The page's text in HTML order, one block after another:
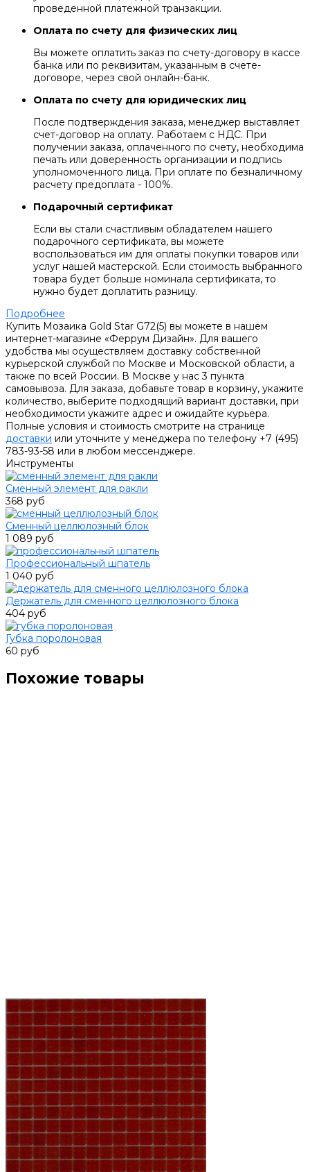
проведенной платежной транзакции.
Оплата по счету для физических лиц
Вы можете оплатить заказ по счету-договору в кассе
банка или по реквизитам, указанным в счете-
договоре, через свой онлайн-банк.
Оплата по счету для юридических лиц
После подтверждения заказа, менеджер выставляет
счет-договор на оплату. Работаем с НДС. При
получении заказа, оплаченного по счету, необходима
печать или доверенность организации и подпись
уполномоченного лица. При оплате по безналичному
расчету предоплата - 100%.
Подарочный сертификат
Если вы стали счастливым обладателем нашего
подарочного сертификата, вы можете
воспользоваться им для оплаты покупки товаров или
услуг нашей мастерской. Если стоимость выбранного
товара будет больше номинала сертификата, то
нужно будет доплатить разницу.
Подробнее
Купить Мозаика Gold Star G72(5) вы можете в нашем
интернет-магазине «Феррум Дизайн». Для вашего
удобства мы осуществляем доставку собственной
курьерской службой по Москве и Московской области, а
также по всей России. В Москве у нас 3 пункта
самовывоза. Для заказа, добавьте товар в корзину, укажите
количество, выберите подходящий вариант доставки, при
необходимости укажите адрес и ожидайте курьера.
Полные условия и стоимость смотрите на странице
доставки или уточните у менеджера по телефону +7 (495)
783-93-58 или в любом мессенджере.
Инструменты
Сменный элемент для ракли
368 руб
Сменный целлюлозный блок
1 089 руб
Профессиональный шпатель
1 040 руб
Держатель для сменного целлюлозного блока
404 руб
Губка поролоновая
60 руб
Похожие товары